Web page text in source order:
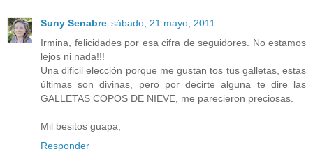
Suny Senabre sábado, 21 mayo, 2011
Irmina, felicidades por esa cifra de seguidores. No estamos
lejos ni nada!!!
Una dificil elección porque me gustan tos tus galletas, estas
últimas son divinas, pero por decirte alguna te dire las
GALLETAS COPOS DE NIEVE, me parecieron preciosas.
Mil besitos guapa,
Responder